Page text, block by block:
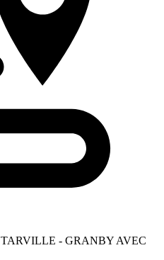
- GRANBY AVEC